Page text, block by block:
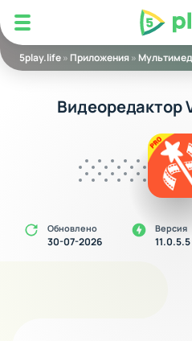
5play
5play.life» Приложения»
Видеоредактор
Обновлено
30-07-2026
Версия
11.0.5.5